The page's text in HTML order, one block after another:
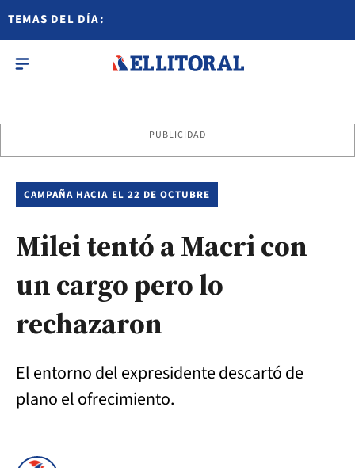
TEMAS DEL DÍA:
PUBLICIDAD
CAMPAÑA HACIA EL 22 DE OCTUBRE
Milei tentó a Macri con
un cargo pero lo
rechazaron
El entorno del expresidente descartó de
plano el ofrecimiento.